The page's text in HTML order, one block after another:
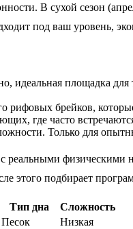
В сухой сезон
под ваш уровень,
идеальная площадка
рифовых брейков,
где часто
Только для
физическими
этого подбирает
Тип дна
Сложность
Песок
Низкая